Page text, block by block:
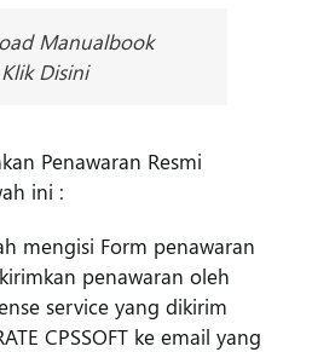
Manualbook
Disini
Penawaran Resmi
ini :
mengisi Form penawaran
penawaran oleh
service yang dikirim
CPSSOFT ke email yang